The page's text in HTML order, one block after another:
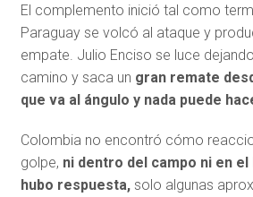
El complemento inició tal como
Paraguay se volcó al ataque y
empate. Julio Enciso se luce
camino y saca un gran remate
que va al ángulo y nada puede
Colombia no encontró cómo
golpe, ni dentro del campo ni en
hubo respuesta,solo algunas